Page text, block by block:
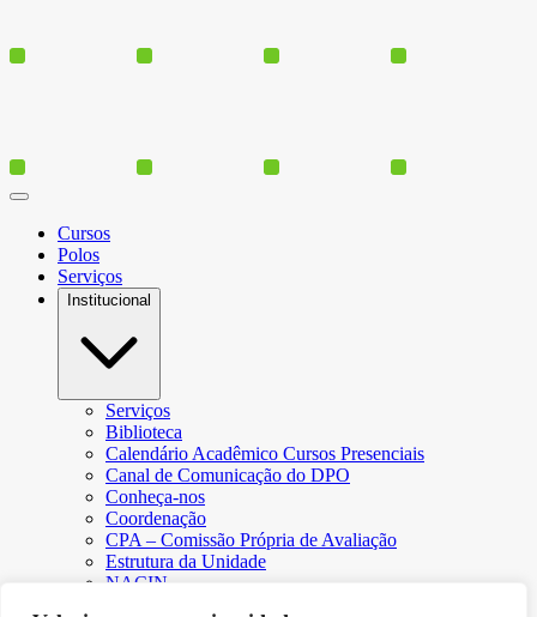
Cursos
Polos
Serviços
Institucional
Serviços
Biblioteca
Calendário Acadêmico Cursos Presenciais
Canal de Comunicação do DPO
Conheça-nos
Coordenação
CPA – Comissão Própria de Avaliação
Estrutura da Unidade
NACIN